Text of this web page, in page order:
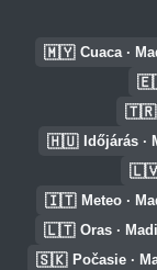
🇲🇾 Cuaca ·
🇹🇷
🇭🇺 Időjárás ·
🇮🇹 Meteo ·
🇱🇹 Oras ·
🇸🇰 Počasie ·